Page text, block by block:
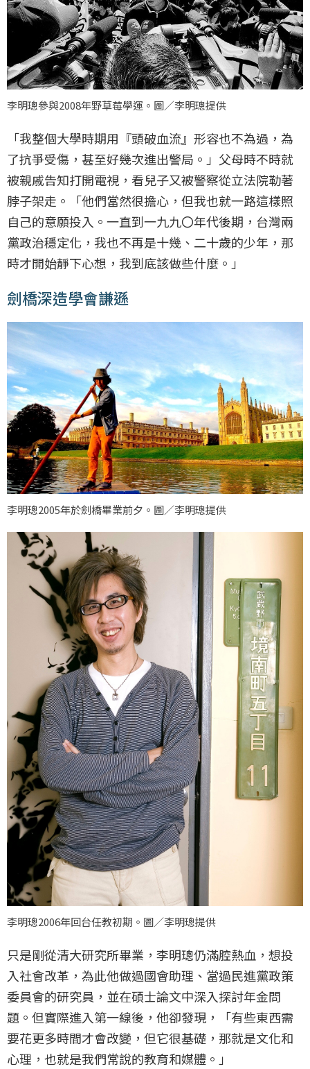
李明璁參與2008年野草莓學運。圖／李明璁提供
「我整個大學時期用『頭破血流』形容也不為過，為
了抗爭受傷，甚至好幾次進出警局。」父母時不時就
被親戚告知打開電視，看兒子又被警察從立法院勒著
脖子架走。「他們當然很擔心，但我也就一路這樣照
自己的意願投入。一直到一九九〇年代後期，台灣兩
黨政治穩定化，我也不再是十幾、二十歲的少年，那
時才開始靜下心想，我到底該做些什麼。」
劍橋深造學會謙遜
李明璁2005年於劍橋畢業前夕。圖／李明璁提供
李明璁2006年回台任教初期。圖／李明璁提供
只是剛從清大研究所畢業，李明璁仍滿腔熱血，想投
入社會改革，為此他做過國會助理、當過民進黨政策
委員會的研究員，並在碩士論文中深入探討年金問
題。但實際進入第一線後，他卻發現，「有些東西需
要花更多時間才會改變，但它很基礎，那就是文化和
心理，也就是我們常說的教育和媒體。」